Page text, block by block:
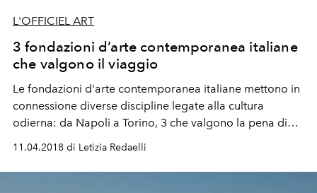
L'OFFICIEL ART
3 fondazioni d’arte contemporanea italiane
che valgono il viaggio
Le fondazioni d'arte contemporanea italiane mettono in
connessione diverse discipline legate alla cultura
odierna: da Napoli a Torino, 3 che valgono la pena di
essere viste.
11.04.2018 di Letizia Redaelli